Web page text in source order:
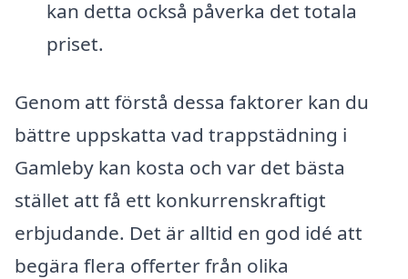
kan detta också påverka det totala
priset.
Genom att förstå dessa faktorer kan du
bättre uppskatta vad trappstädning i
Gamleby kan kosta och var det bästa
stället att få ett konkurrenskraftigt
erbjudande. Det är alltid en god idé att
begära flera offerter från olika